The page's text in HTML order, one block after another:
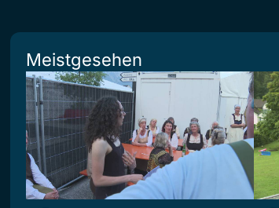
Meistgesehen